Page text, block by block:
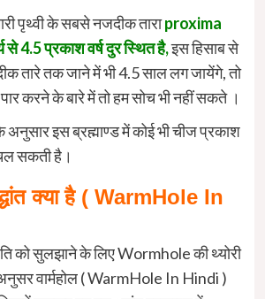
पृथ्वी के सबसे नजदीक ताराproxima
4.5 प्रकाश वर्ष दुर स्थित है,इस हिसाब से
तारे तक जाने में भी 4.5 साल लग जायेंगे, तो
करने के बारे में तो हम सोच भी नहीं सकते ।
अनुसार इस ब्रह्माण्ड में कोई भी चीज प्रकाश
सकती है।
क्या है ( WarmHole In
को सुलझाने के लिए Wormhole की थ्योरी
अनुसर वार्महोल ( WarmHole In Hindi )